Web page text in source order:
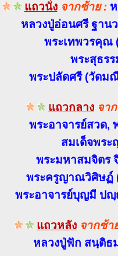
แถวนั่ง จากซ้าย :
หลวงปู่อ่อนศรี ฐาน
พระเทพวรคุณ
พระสุธร
พระปลัดศรี (วัดม
แถวกลาง จา
พระอาจารย์สวด,
สมเด็จพระ
พระมหาสมจิตร
พระครูญาณวิศิษฏ์
พระอาจารย์บุญมี ปญฺ
แถวหลัง จากซ้า
หลวงปู่ฟัก สนฺติธ